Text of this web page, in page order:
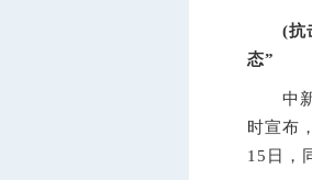
(抗
态”
中
时宣布
15日，